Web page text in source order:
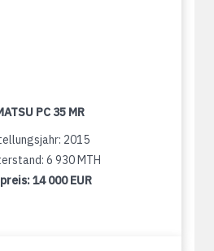
PC 35 MR
2015
6 930 MTH
14 000 EUR